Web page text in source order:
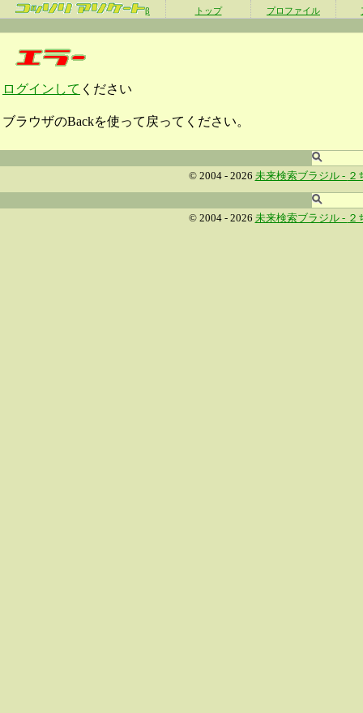
β トップ プロファイル
ログインして ください
ブラウザのBackを使って戻ってください。
© 2004 - 2026 未来検索ブラジル - ２
© 2004 - 2026 未来検索ブラジル - ２